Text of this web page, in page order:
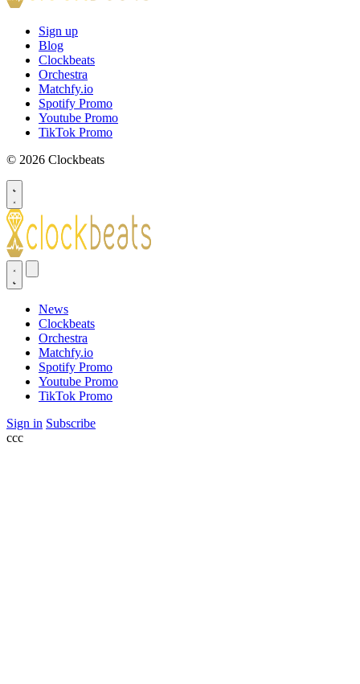
Sign up
Blog
Clockbeats
Orchestra
Matchfy.io
Spotify Promo
Youtube Promo
TikTok Promo
© 2026 Clockbeats
News
Clockbeats
Orchestra
Matchfy.io
Spotify Promo
Youtube Promo
TikTok Promo
Sign in Subscribe
ссс